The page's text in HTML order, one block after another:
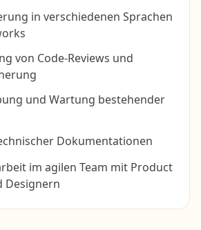
in verschiedenen Sprachen
von Code-Reviews und
und Wartung bestehender
Dokumentationen
im agilen Team mit Product
Designern